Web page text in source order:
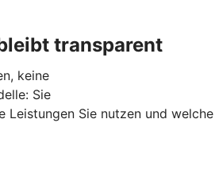
transparent
keine
Sie
Leistungen Sie nutzen und welche